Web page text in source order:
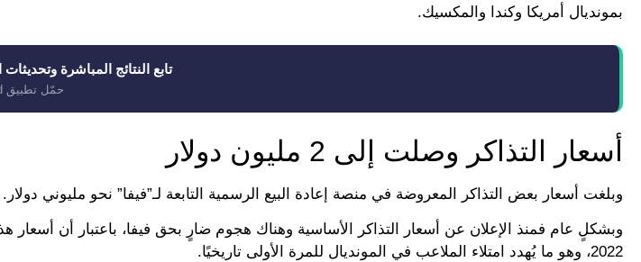
بمونديال أمريكا وكندا والمكسيك.
تابع النتائج المباشرة وتحديثات
حمّل تطبيق Fanzword
أسعار التذاكر وصلت إلى 2 مليون دولار
وبلغت أسعار بعض التذاكر المعروضة في منصة إعادة البيع الرسمية التابعة لـ”فيفا” نحو مليوني دولار.
وبشكلٍ عام فمنذ الإعلان عن أسعار التذاكر الأساسية وهناك هجوم ضارٍ بحق فيفا، باعتبار أن
2022، وهو ما يُهدد امتلاء الملاعب في المونديال للمرة الأولى تاريخيًا.